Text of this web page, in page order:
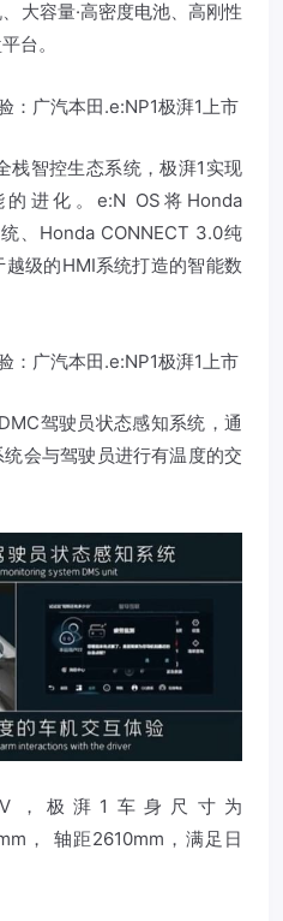
大容量·高密度电池、高刚性
台。
栈智控生态系统，极湃1实现
进化。e:N OS将Honda
、Honda CONNECT 3.0纯
级的HMI系统打造的智能数
驾驶员状态感知系统，通
会与驾驶员进行有温度的交
，极湃1车身尺寸为
， 轴距2610mm，满足日